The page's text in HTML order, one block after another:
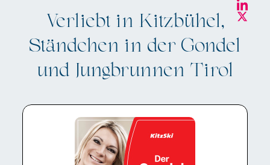
Verliebt in Kitzbühel,
Ständchen in der Gondel
und Jungbrunnen Tirol